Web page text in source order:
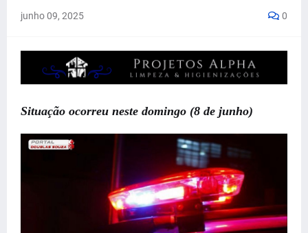
junho 09, 2025 0
Situação ocorreu neste domingo (8 de junho)